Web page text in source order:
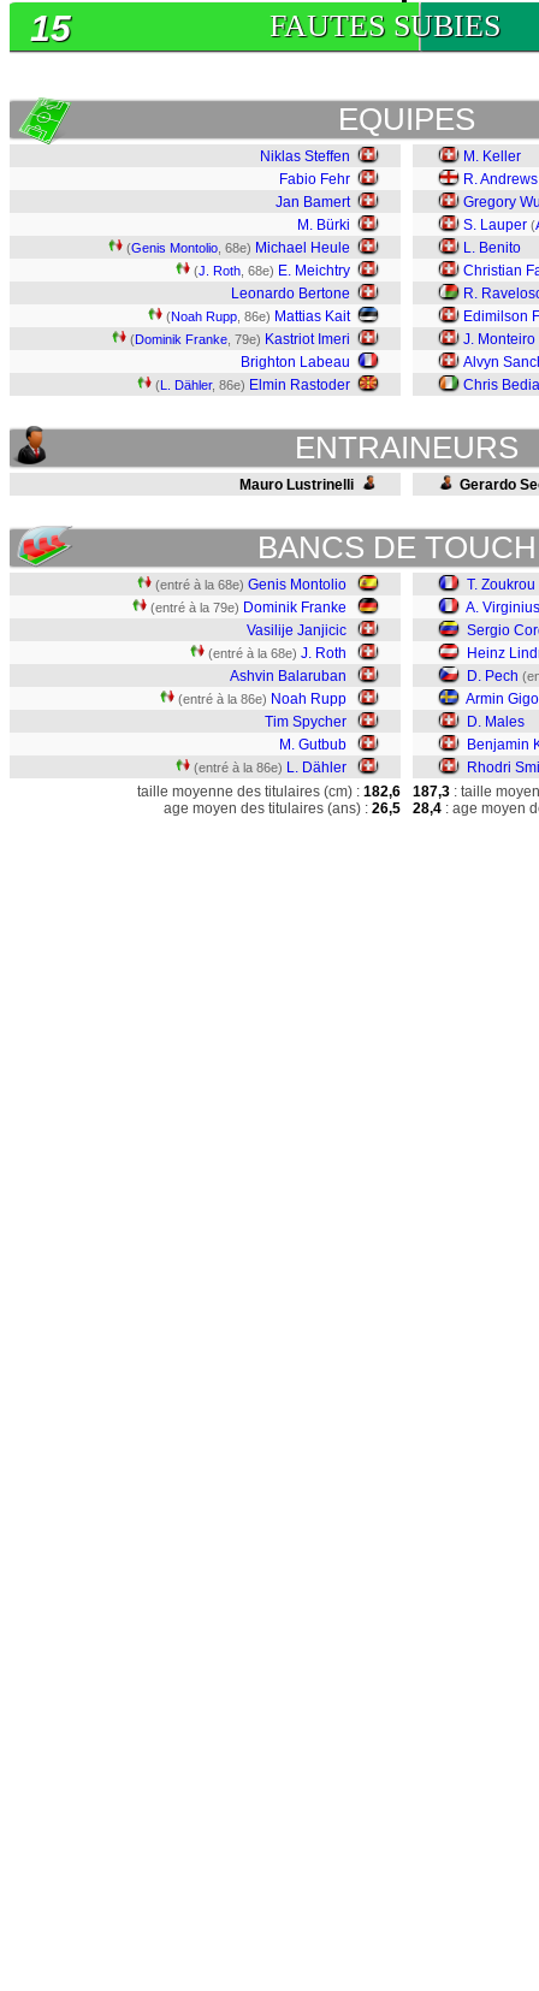
FAUTES SUBIES
15
EQUIPES
Niklas Steffen
Fabio Fehr
Jan Bamert
M. Bürki
(Genis Montolio , 68e) Michael Heule
(J. Roth , 68e) E. Meichtry
Leonardo Bertone
(Noah Rupp , 86e) Mattias Kait
(Dominik Franke , 79e) Kastriot Imeri
Brighton Labeau
(L. Dähler, 86e) Elmin Rastoder
M. Keller
R. Andrews
Gregory
S. Lauper (
L. Benito
Christian
R.
Edimilson
J. Monteiro
Alvyn
Chris Bedia
ENTRAINEURS
Mauro Lustrinelli Gerardo
BANCS DE
(entré à la 68e) Genis Montolio
(entré à la 79e) Dominik Franke
Vasilije Janjicic
(entré à la 68e) J. Roth
Ashvin Balaruban
(entré à la 86e) Noah Rupp
Tim Spycher
M. Gutbub
(entré à la 86e) L. Dähler
T. Zoukrou
A. Virginius
Sergio
Heinz
D. Pech
Armin
D. Males
Benjamin
Rhodri
taille moyenne des titulaires (cm) : 182,6
age moyen des titulaires (ans) : 26,5
187,3 : taille
28,4 : age moyen